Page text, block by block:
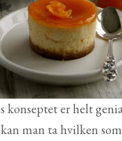
konseptet er helt
man ta hvilken